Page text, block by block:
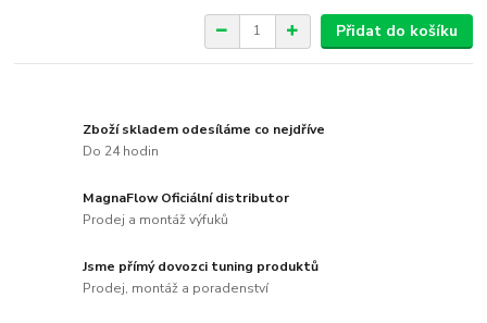
Přidat do košíku
Zboží skladem odesíláme co nejdříve
Do 24 hodin
MagnaFlow Oficiální distributor
Prodej a montáž výfuků
Jsme přímý dovozci tuning produktů
Prodej, montáž a poradenství